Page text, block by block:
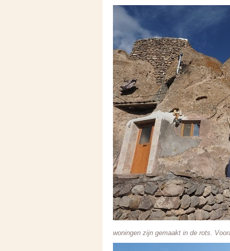
woningen zijn gemaakt in de rots.